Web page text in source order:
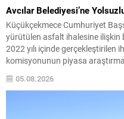
Avcılar Belediyesi’ne
Küçükçekmece Cumhuriyet
yürütülen asfalt ihalesine ilişkin
2022 yılı içinde gerçekleştirilen
komisyonunun piyasa
bin TL kamu zararı oluştuğu
05.08.2026